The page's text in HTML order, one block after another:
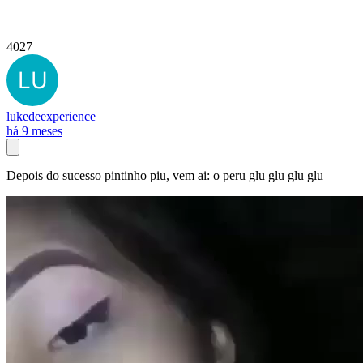
4027
lukedeexperience
há 9 meses
Depois do sucesso pintinho piu, vem ai: o peru glu glu glu glu